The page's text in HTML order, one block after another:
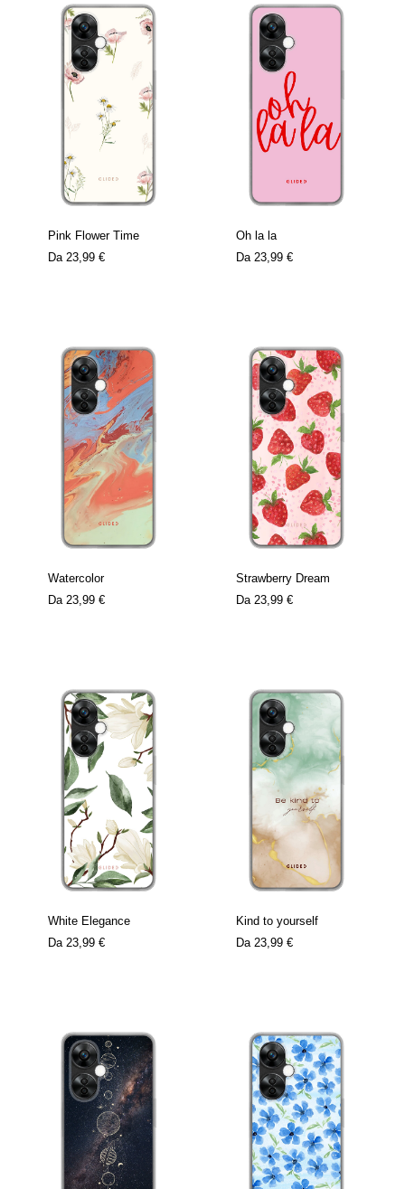
Pink Flower Time
Da 23,99 €
Oh la la
Da 23,99 €
Watercolor
Da 23,99 €
Strawberry Dream
Da 23,99 €
White Elegance
Da 23,99 €
Kind to yourself
Da 23,99 €